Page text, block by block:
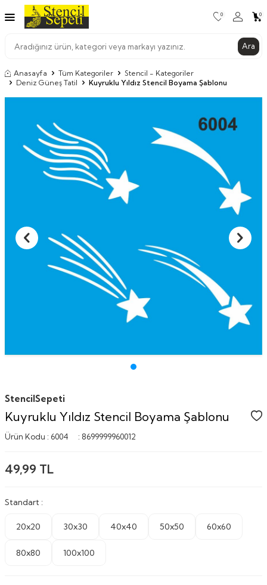
Ara
0 0
Anasayfa Tüm Kategoriler
Stencil - Kategoriler
Deniz Güneş Tatil
Kuyruklu Yıldız Stencil Boyama Şablonu
StencilSepeti
Kuyruklu Yıldız Stencil Boyama Şablonu
Ürün Kodu : 6004 : 8699999960012
49,99 TL
Standart :
20x20 30x30 40x40 50x50 60x60
80x80 100x100